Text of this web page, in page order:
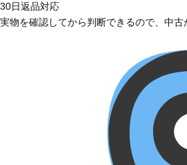
30日返品対応
実物を確認してから判断できるので、中